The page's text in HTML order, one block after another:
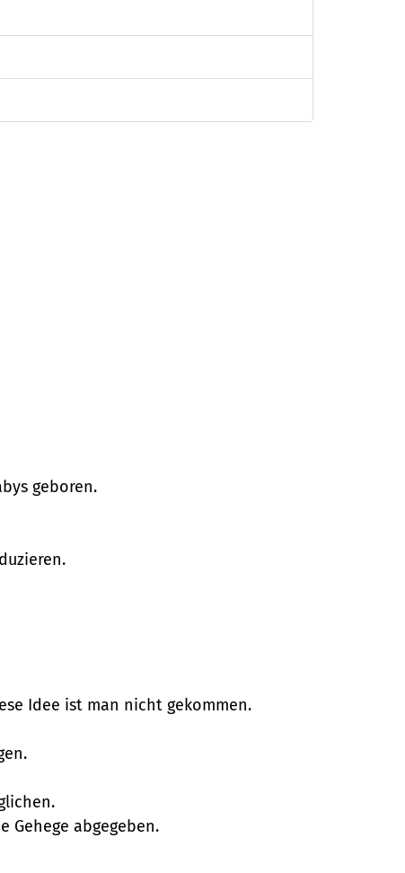
geboren.
Idee ist man nicht gekommen.
Gehege abgegeben.